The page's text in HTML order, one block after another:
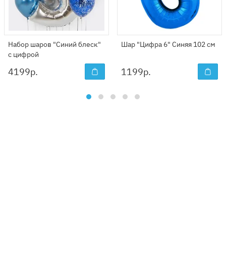
Набор шаров "Синий блеск"
с цифрой
4199р.
Шар "Цифра 6" Синяя 102 см
1199р.